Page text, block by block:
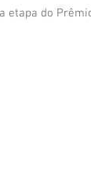
etapa do